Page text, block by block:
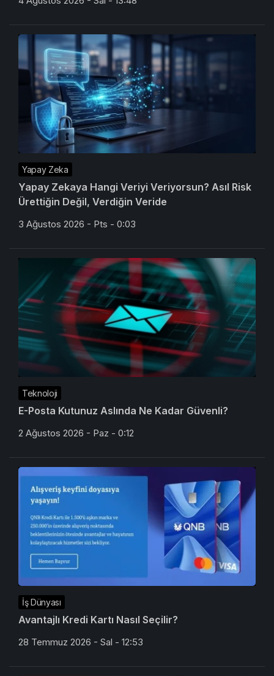
Yapay Zeka
Yapay Zekaya Hangi Veriyi Veriyorsun? Asıl Risk
Ürettiğin Değil, Verdiğin Veride
3 Ağustos 2026 - Pts - 0:03
Teknoloji
E-Posta Kutunuz Aslında Ne Kadar Güvenli?
2 Ağustos 2026 - Paz - 0:12
İş Dünyası
Avantajlı Kredi Kartı Nasıl Seçilir?
28 Temmuz 2026 - Sal - 12:53